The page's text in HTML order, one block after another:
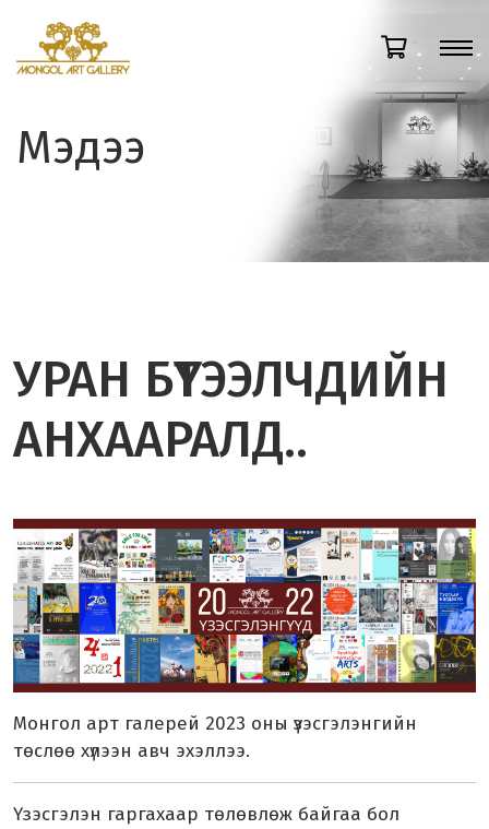
Мэдээ
УРАН БҮТЭЭЛЧДИЙН
АНХААРАЛД..
Монгол арт галерей 2023 оны үзэсгэлэнгийн
төслөө хүлээн авч эхэллээ.
Үзэсгэлэн гаргахаар төлөвлөж байгаа бол